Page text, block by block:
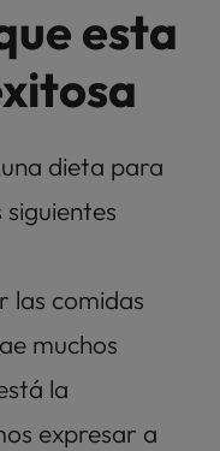
esta
dieta para
las comidas
muchos
la
expresar a